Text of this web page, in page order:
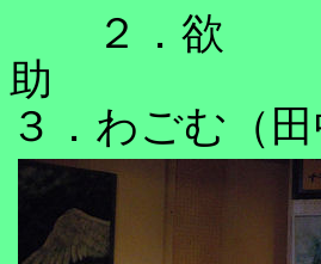
２．欲
３．わごむ（田